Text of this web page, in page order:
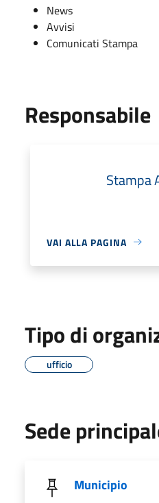
News
Avvisi
Comunicati Stampa
Responsabile
Stampa
VAI ALLA PAGINA
Tipo di
ufficio
Sede
Municipio